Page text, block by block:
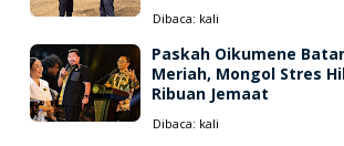
Dibaca: kali
Paskah Oikumene
Meriah, Mongol Stres
Ribuan Jemaat
Dibaca: kali